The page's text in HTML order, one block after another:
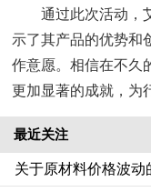
通过此次活动，
示了其产品的优势和
作意愿。相信在不久
更加显著的成就，为
最近关注
关于原材料价格波动